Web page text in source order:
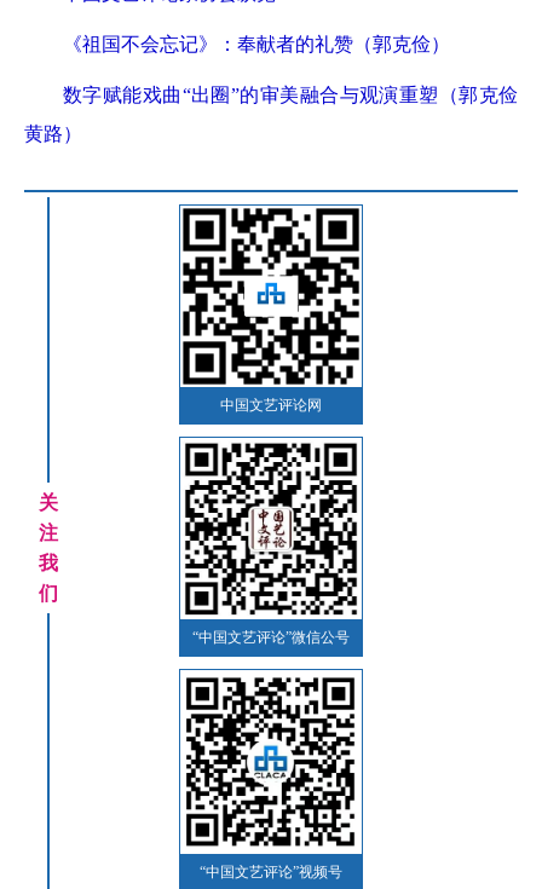
《祖国不会忘记》：奉献者的礼赞（郭克俭）
数字赋能戏曲“出圈”的审美融合与观演重塑（郭克俭
黄路）
关
注
我
们
中国文艺评论网
“中国文艺评论”微信公号
“中国文艺评论”视频号